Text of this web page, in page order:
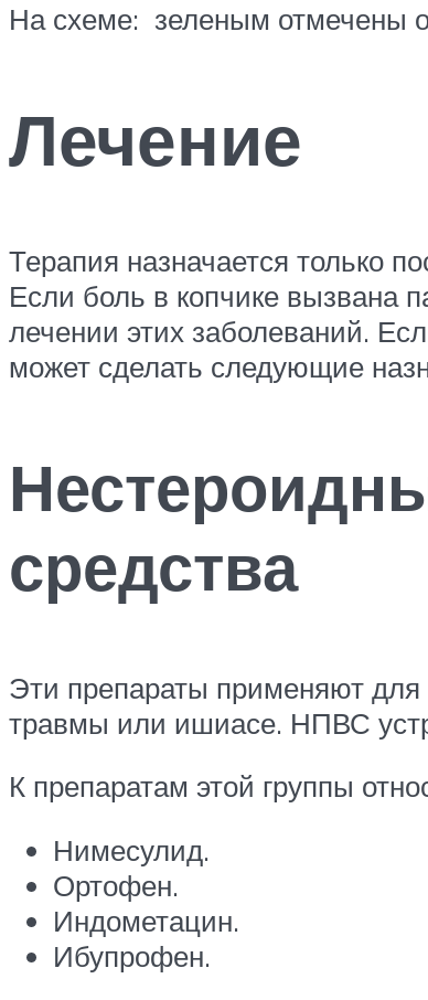
На схеме: зеленым отмечены
Лечение
Терапия назначается только
Если боль в копчике вызвана
лечении этих заболеваний.
может сделать следующие
средства
Эти препараты применяют
травмы или ишиасе. НПВС
К препаратам этой группы
Нимесулид.
Ортофен.
Индометацин.
Ибупрофен.